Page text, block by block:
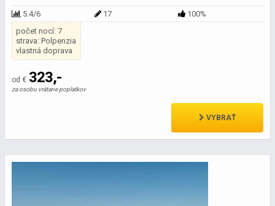
5.4/6 17
100%
počet nocí: 7
strava: Polpenzia
vlastná doprava
od € 323,-
za osobu vrátane poplatkov
VYBRAŤ